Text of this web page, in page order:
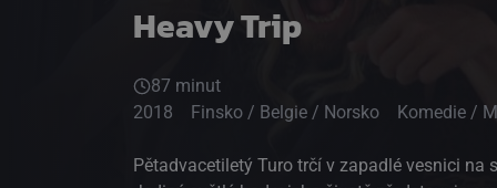
Heavy Trip
87 minut
2018
Finsko / Belgie / Norsko Komedie /
Pětadvacetiletý Turo trčí v zapadlé vesnici na